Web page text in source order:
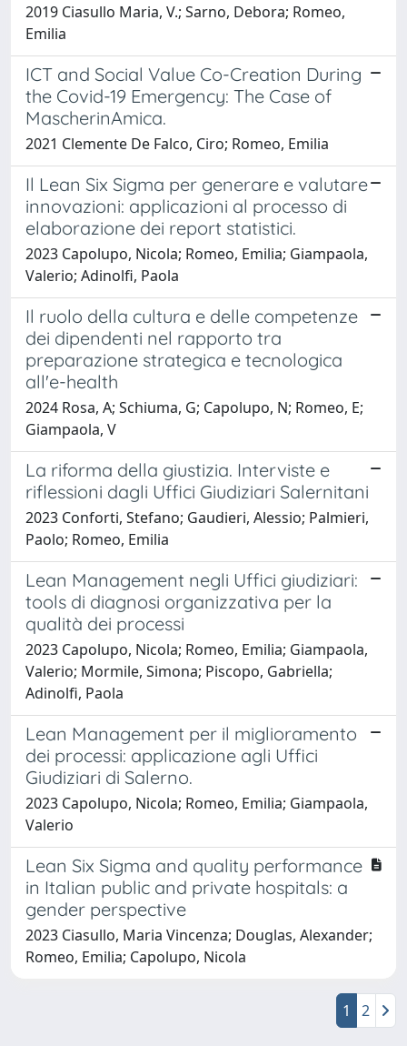
2019 Ciasullo Maria, V.; Sarno, Debora; Romeo,
Emilia
ICT and Social Value Co-Creation During
the Covid-19 Emergency: The Case of
MascherinAmica.
2021 Clemente De Falco, Ciro; Romeo, Emilia
Il Lean Six Sigma per generare e valutare
innovazioni: applicazioni al processo di
elaborazione dei report statistici.
2023 Capolupo, Nicola; Romeo, Emilia; Giampaola,
Valerio; Adinolfi, Paola
Il ruolo della cultura e delle competenze
dei dipendenti nel rapporto tra
preparazione strategica e tecnologica
all'e-health
2024 Rosa, A; Schiuma, G; Capolupo, N; Romeo, E;
Giampaola, V
La riforma della giustizia. Interviste e
riflessioni dagli Uffici Giudiziari Salernitani
2023 Conforti, Stefano; Gaudieri, Alessio; Palmieri,
Paolo; Romeo, Emilia
Lean Management negli Uffici giudiziari:
tools di diagnosi organizzativa per la
qualità dei processi
2023 Capolupo, Nicola; Romeo, Emilia; Giampaola,
Valerio; Mormile, Simona; Piscopo, Gabriella;
Adinolfi, Paola
Lean Management per il miglioramento
dei processi: applicazione agli Uffici
Giudiziari di Salerno.
2023 Capolupo, Nicola; Romeo, Emilia; Giampaola,
Valerio
Lean Six Sigma and quality performance
in Italian public and private hospitals: a
gender perspective
2023 Ciasullo, Maria Vincenza; Douglas, Alexander;
Romeo, Emilia; Capolupo, Nicola
1 2